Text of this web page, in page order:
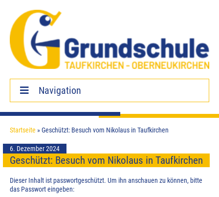
Navigation
Startseite
Aktuelles
Wichtige Termine
Unsere Schule
Unser Schulleben
Startseite »Geschützt: Besuch vom Nikolaus in Taufkirchen
6. Dezember 2024
Geschützt: Besuch vom Nikolaus in Taufkirchen
Dieser Inhalt ist passwortgeschützt. Um ihn anschauen zu können, bitte
das Passwort eingeben: